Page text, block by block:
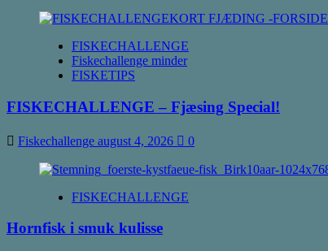
FISKECHALLENGE
Fiskechallenge minder
FISKETIPS
FISKECHALLENGE – Fjæsing Special!
Fiskechallenge august 4, 2026 0
FISKECHALLENGE
Hornfisk i smuk kulisse